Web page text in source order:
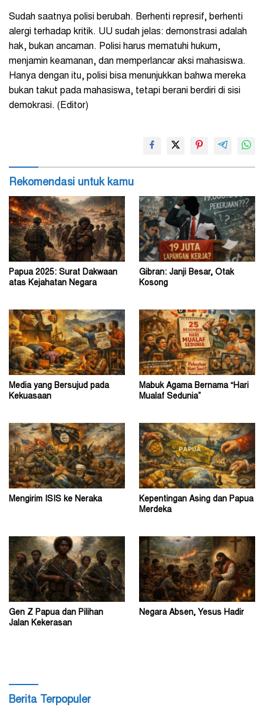
Sudah saatnya polisi berubah. Berhenti represif, berhenti
alergi terhadap kritik. UU sudah jelas: demonstrasi adalah
hak, bukan ancaman. Polisi harus mematuhi hukum,
menjamin keamanan, dan memperlancar aksi mahasiswa.
Hanya dengan itu, polisi bisa menunjukkan bahwa mereka
bukan takut pada mahasiswa, tetapi berani berdiri di sisi
demokrasi. (Editor)
Rekomendasi untuk kamu
Papua 2025: Surat Dakwaan
atas Kejahatan Negara
Gibran: Janji Besar, Otak
Kosong
Media yang Bersujud pada
Kekuasaan
Mabuk Agama Bernama “Hari
Mualaf Sedunia”
Mengirim ISIS ke Neraka
Kepentingan Asing dan Papua
Merdeka
Gen Z Papua dan Pilihan
Jalan Kekerasan
Negara Absen, Yesus Hadir
Berita Terpopuler